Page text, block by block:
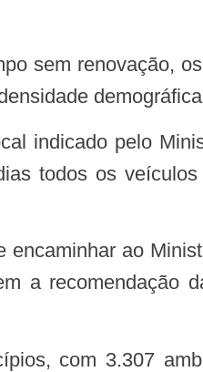
indicado pelo
todos os
a recomendação
com 3.307